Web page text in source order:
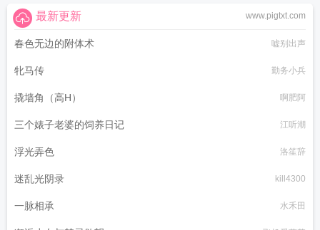
www.pigtxt.com
最新更新
春色无边的附体术 嘘别出声
牝马传 勤务小兵
撬墙角（高H） 啊肥阿
三个婊子老婆的饲养日记 江听潮
浮光弄色 洛笙辞
迷乱光阴录 kill4300
一脉相承 水禾田